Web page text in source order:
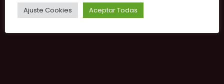
Ajuste Cookies Aceptar Todas